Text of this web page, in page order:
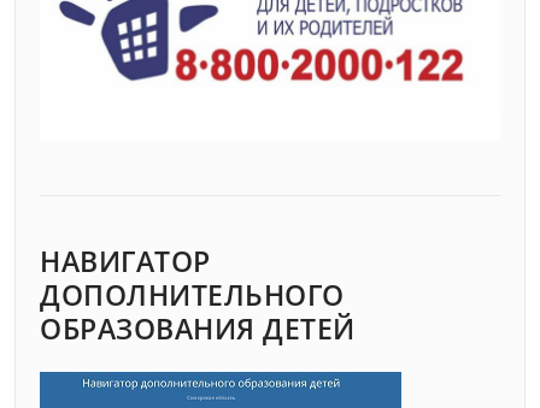
НАВИГАТОР
ДОПОЛНИТЕЛЬНОГО
ОБРАЗОВАНИЯ ДЕТЕЙ